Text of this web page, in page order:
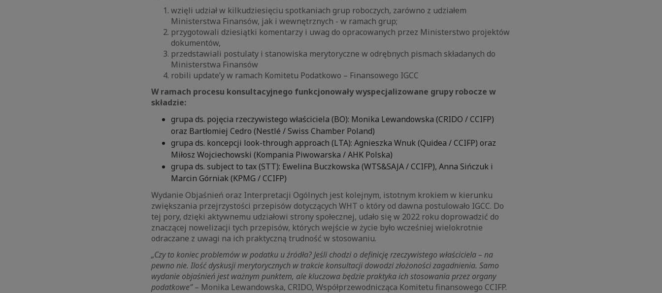
wzięli udział w kilkudziesięciu spotkaniach grup roboczych, zarówno z udziałem
Ministerstwa Finansów, jak i wewnętrznych - w ramach grup;
przygotowali dziesiątki komentarzy i uwag do opracowanych przez Ministerstwo projektów
dokumentów,
przedstawiali postulaty i stanowiska merytoryczne w odrębnych pismach składanych do
Ministerstwa Finansów
robili update’y w ramach Komitetu Podatkowo – Finansowego IGCC
W ramach procesu konsultacyjnego funkcjonowały wyspecjalizowane grupy robocze w
składzie:
grupa ds. pojęcia rzeczywistego właściciela (BO): Monika Lewandowska (CRIDO / CCIFP)
oraz Bartłomiej Cedro (Nestlé / Swiss Chamber Poland)
grupa ds. koncepcji look-through approach (LTA): Agnieszka Wnuk (Quidea / CCIFP) oraz
Miłosz Wojciechowski (Kompania Piwowarska / AHK Polska)
grupa ds. subject to tax (STT): Ewelina Buczkowska (WTS&SAJA / CCIFP), Anna Sińczuk i
Marcin Górniak (KPMG / CCIFP)
Wydanie Objaśnień oraz Interpretacji Ogólnych jest kolejnym, istotnym krokiem w kierunku
zwiększania przejrzystości przepisów dotyczących WHT o który od dawna postulowało IGCC. Do
tej pory, dzięki aktywnemu udziałowi strony społecznej, udało się w 2022 roku doprowadzić do
znaczącej nowelizacji tych przepisów, których wejście w życie było wcześniej wielokrotnie
odraczane z uwagi na ich praktyczną trudność w stosowaniu.
„Czy to koniec problemów w podatku u źródła? Jeśli chodzi o definicję rzeczywistego właściciela – na
pewno nie. Ilość dyskusji merytorycznych w trakcie konsultacji dowodzi złożoności zagadnienia. Samo
wydanie objaśnień jest ważnym punktem, ale kluczowa będzie praktyka ich stosowania przez organy
podatkowe”– Monika Lewandowska, CRIDO, Współprzewodnicząca Komitetu finansowego CCIFP.